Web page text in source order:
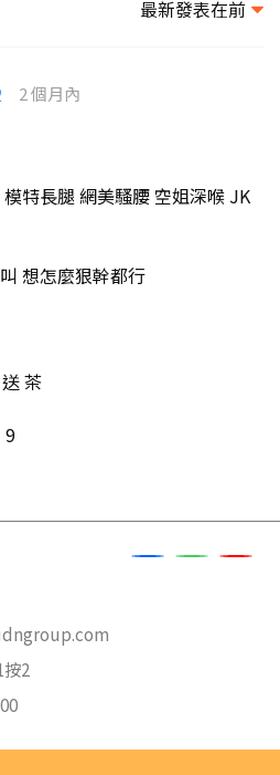
最新發表在前
2 個月內
特長腿 網美騷腰 空姐深喉 JK
想怎麼狠幹都行
茶
9
按2